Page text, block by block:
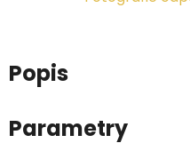
Popis
Parametry